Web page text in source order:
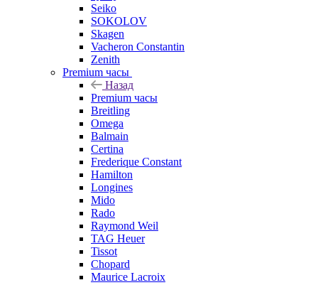
Seiko
SOKOLOV
Skagen
Vacheron Constantin
Zenith
Premium часы
Назад
Premium часы
Breitling
Omega
Balmain
Certina
Frederique Constant
Hamilton
Longines
Mido
Rado
Raymond Weil
TAG Heuer
Tissot
Chopard
Maurice Lacroix